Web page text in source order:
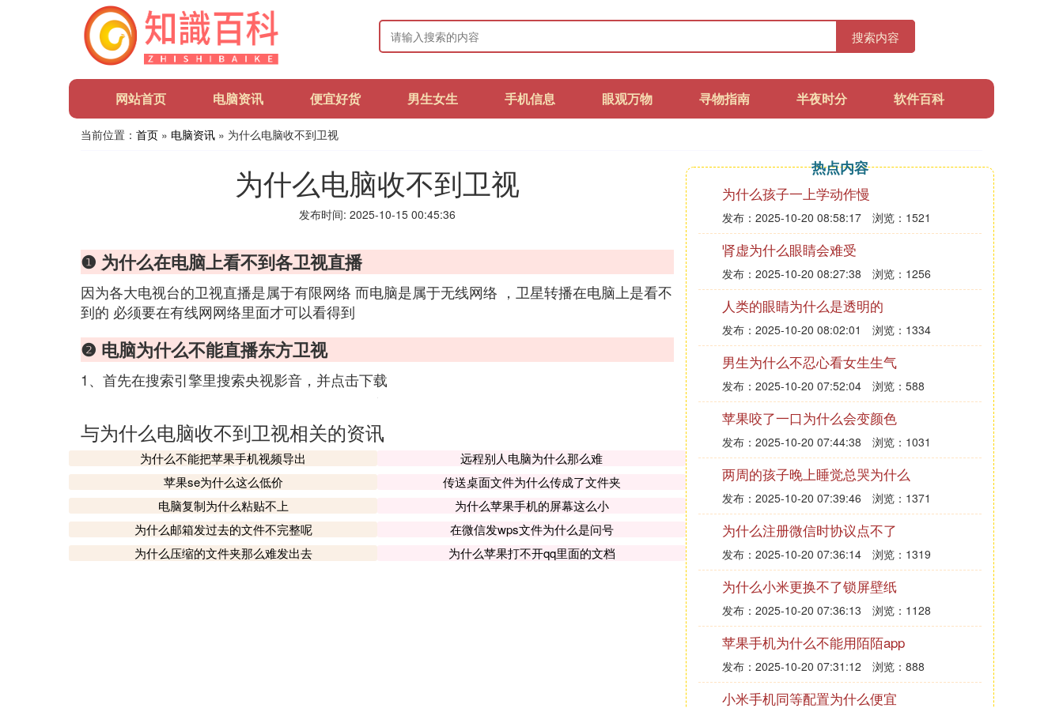
搜索内容
网站首页 电脑资讯 便宜好货 男生女生 手机信息 眼观万物 寻物指南 半夜时分 软件百科
当前位置： 首页 » 电脑资讯 » 为什么电脑收不到卫视
为什么电脑收不到卫视
发布时间: 2025-10-15 00:45:36
❶ 为什么在电脑上看不到各卫视直播
因为各大电视台的卫视直播是属于有限网络 而电脑是属于无线网络 ，卫星转播在电脑上是看不
到的 必须要在有线网网络里面才可以看得到
❷ 电脑为什么不能直播东方卫视
1、首先在搜索引擎里搜索央视影音，并点击下载
与为什么电脑收不到卫视相关的资讯
为什么不能把苹果手机视频导出
远程别人电脑为什么那么难
苹果se为什么这么低价
传送桌面文件为什么传成了文件夹
电脑复制为什么粘贴不上
为什么苹果手机的屏幕这么小
为什么邮箱发过去的文件不完整呢
在微信发wps文件为什么是问号
为什么压缩的文件夹那么难发出去
为什么苹果打不开qq里面的文档
热点内容
为什么孩子一上学动作慢
发布：2025-10-20 08:58:17 浏览：1521
肾虚为什么眼睛会难受
发布：2025-10-20 08:27:38 浏览：1256
人类的眼睛为什么是透明的
发布：2025-10-20 08:02:01 浏览：1334
男生为什么不忍心看女生生气
发布：2025-10-20 07:52:04 浏览：588
苹果咬了一口为什么会变颜色
发布：2025-10-20 07:44:38 浏览：1031
两周的孩子晚上睡觉总哭为什么
发布：2025-10-20 07:39:46 浏览：1371
为什么注册微信时协议点不了
发布：2025-10-20 07:36:14 浏览：1319
为什么小米更换不了锁屏壁纸
发布：2025-10-20 07:36:13 浏览：1128
苹果手机为什么不能用陌陌app
发布：2025-10-20 07:31:12 浏览：888
小米手机同等配置为什么便宜